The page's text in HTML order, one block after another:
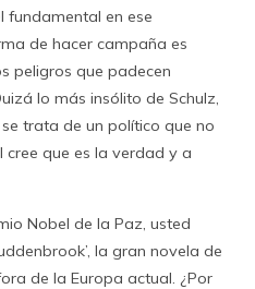
fundamental en ese
de hacer campaña es
peligros que padecen
lo más insólito de Schulz,
trata de un político que no
cree que es la verdad y a
Nobel de la Paz, usted
la gran novela de
de la Europa actual. ¿Por